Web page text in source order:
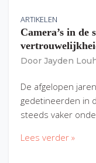
ARTIKELEN
Camera’s in de
Door Jayden
De afgelopen
gedetineerden in
steeds vaker
Lees verder »